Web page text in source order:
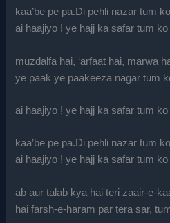
kaa’be pe pa.Di pehli nazar tum
ai haajiyo ! ye hajj ka safar tum
muzdalfa hai, ‘arfaat hai, marwa
ye paak ye paakeeza nagar tum
ai haajiyo ! ye hajj ka safar tum
kaa’be pe pa.Di pehli nazar tum
ai haajiyo ! ye hajj ka safar tum
ab aur talab kya hai teri zaair-e-
hai farsh-e-haram par tera sar,